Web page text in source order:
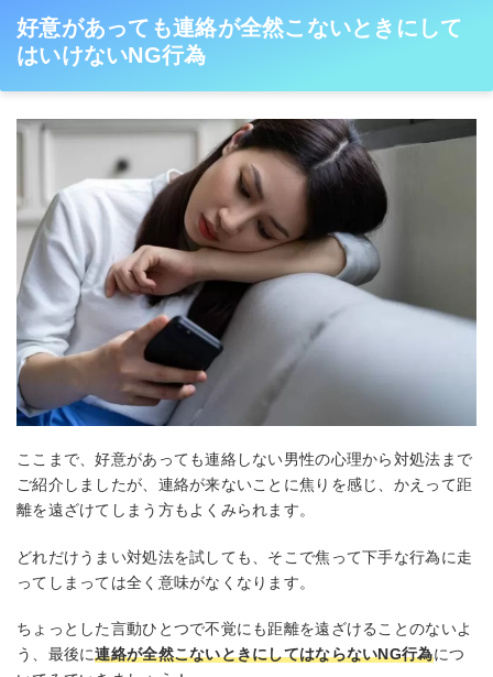
好意があっても連絡が全然こないときにして
はいけないNG行為
ここまで、好意があっても連絡しない男性の心理から対処法まで
ご紹介しましたが、連絡が来ないことに焦りを感じ、かえって距
離を遠ざけてしまう方もよくみられます。
どれだけうまい対処法を試しても、そこで焦って下手な行為に走
ってしまっては全く意味がなくなります。
ちょっとした言動ひとつで不覚にも距離を遠ざけることのないよ
う、最後に連絡が全然こないときにしてはならないNG行為につ